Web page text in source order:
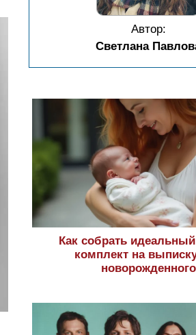
Автор:
Светлана
Как собрать
комплект на
новорожденного